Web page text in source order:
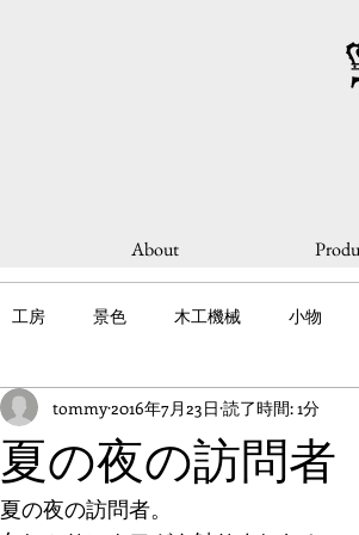
About
工房 景色 木工機械 小物
夏の夜の訪問者
tommy2016年7月23日 読了時間: 1分
夏の夜の訪問者。